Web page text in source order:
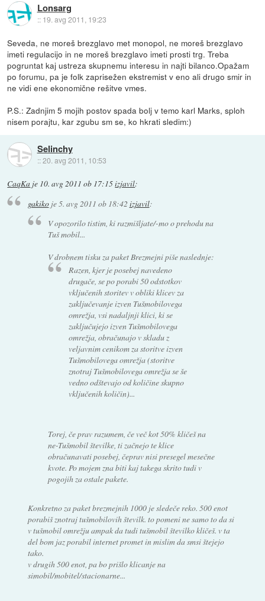
Lonsarg
:: 19. avg 2011, 19:23
Seveda, ne moreš brezglavo met monopol, ne moreš brezglavo
imeti regulacijo in ne moreš brezglavo imeti prosti trg. Treba
pogruntat kaj ustreza skupnemu interesu in najti bilanco.Opažam
po forumu, pa je folk zaprisežen ekstremist v eno ali drugo smir in
ne vidi ene ekonomične rešitve vmes.
P.S.: Zadnjim 5 mojih postov spada bolj v temo karl Marks, sploh
nisem porajtu, kar zgubu sm se, ko hkrati sledim:)
Selinchy
::20. avg 2011, 10:53
CaqKa je 10. avg 2011 ob 17:15izjavil:
gakikoje5. avg 2011 ob 18:42 izjavil:
V opozorilo tistim, ki razmišljate/-mo o prehodu na
Tuš mobil...
V drobnem tisku za paket Brezmejni piše naslednje:
Razen, kjer je posebej navedeno
drugače, se po porabi 50 odstotkov
vključenih storitev v obliki klicev za
zaključevanje izven Tušmobilovega
omrežja, vsi nadaljnji klici, ki se
zaključujejo izven Tušmobilovega
omrežja, obračunajo v skladu z
veljavnim cenikom za storitve izven
Tušmobilovega omrežja (storitve
znotraj Tušmobilovega omrežja se še
vedno odštevajo od količine skupno
vključenih količin)...
Torej, če prav razumem, če več kot 50% kličeš na
ne-Tušmobil številke, ti začnejo te klice
obračunavati posebej, čeprav nisi presegel mesečne
kvote. Po mojem zna biti kaj takega skrito tudi v
pogojih za ostale pakete.
Konkretno za paket brezmejnih 1000 je sledeče reko. 500 enot
porabiš znotraj tušmobilovih številk. to pomeni ne samo to da si
v tušmobil omrežju ampak da tudi tušmobil številko kličeš. v ta
del bom jaz porabil internet promet in mislim da smsi štejejo
tako.
v drugih 500 enot, pa bo prišlo klicanje na
simobil/mobitel/stacionarne...